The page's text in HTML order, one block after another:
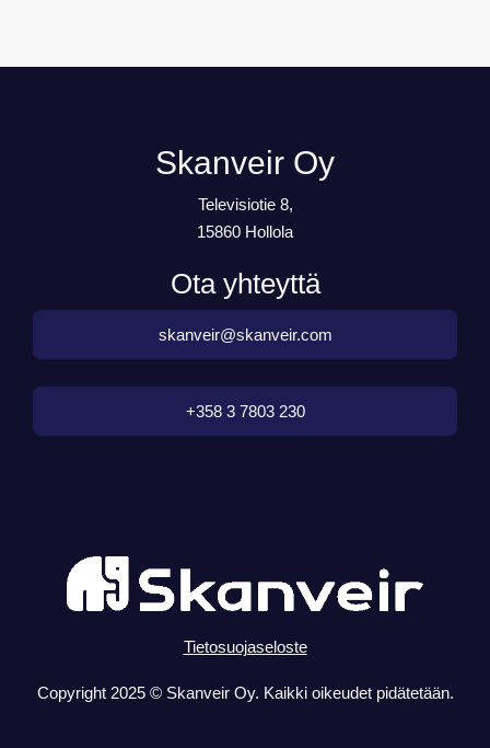
Skanveir Oy
Televisiotie 8,
15860 Hollola
Ota yhteyttä
skanveir@skanveir.com
+358 3 7803 230
Tietosuojaseloste
Copyright 2025 © Skanveir Oy. Kaikki oikeudet pidätetään.